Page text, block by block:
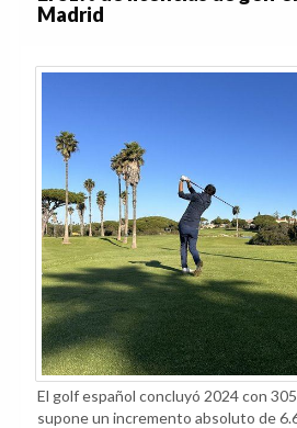
Madrid
El golf español concluyó 2024 con
supone un incremento absoluto de